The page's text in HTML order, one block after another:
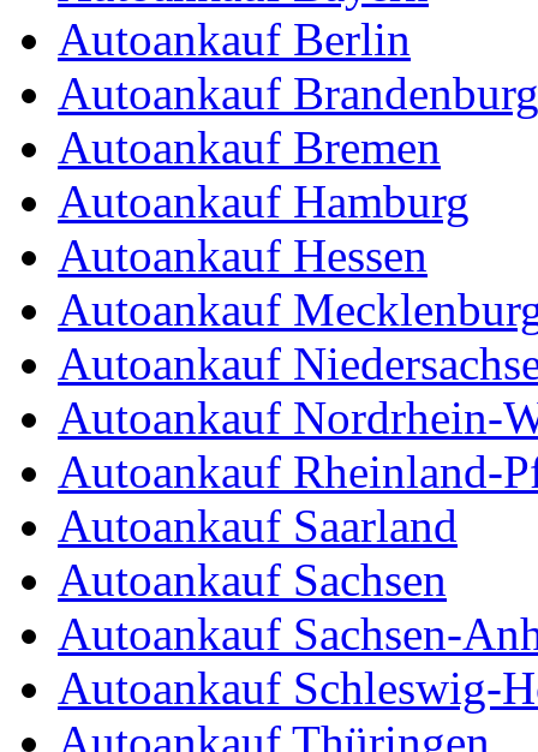
Autoankauf Berlin
Autoankauf Brandenburg
Autoankauf Bremen
Autoankauf Hamburg
Autoankauf Hessen
Autoankauf
Autoankauf
Autoankauf Nordrhein-
Autoankauf Rheinland-
Autoankauf Saarland
Autoankauf Sachsen
Autoankauf Sachsen-
Autoankauf Schleswig-